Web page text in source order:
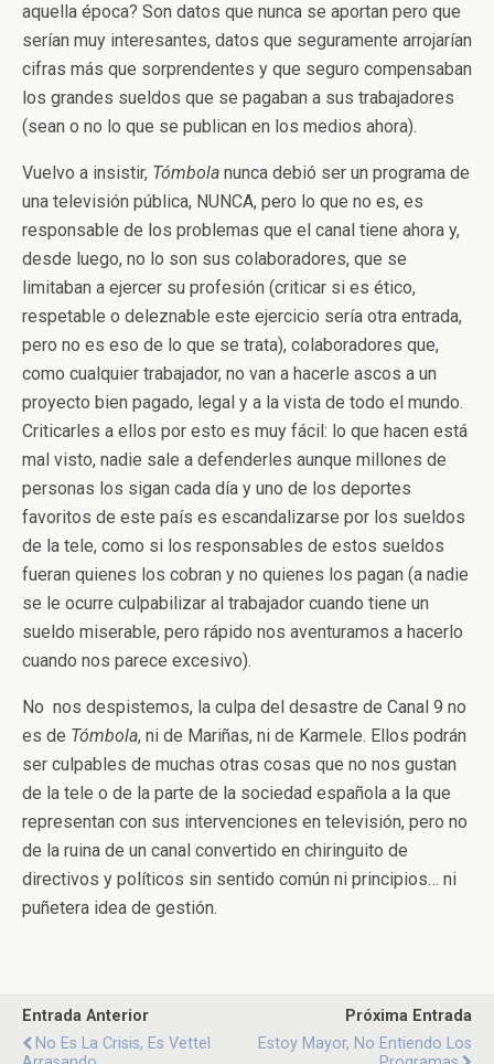
aquella época? Son datos que nunca se aportan pero que
serían muy interesantes, datos que seguramente arrojarían
cifras más que sorprendentes y que seguro compensaban
los grandes sueldos que se pagaban a sus trabajadores
(sean o no lo que se publican en los medios ahora).
Vuelvo a insistir, Tómbola nunca debió ser un programa de
una televisión pública, NUNCA, pero lo que no es, es
responsable de los problemas que el canal tiene ahora y,
desde luego, no lo son sus colaboradores, que se
limitaban a ejercer su profesión (criticar si es ético,
respetable o deleznable este ejercicio sería otra entrada,
pero no es eso de lo que se trata), colaboradores que,
como cualquier trabajador, no van a hacerle ascos a un
proyecto bien pagado, legal y a la vista de todo el mundo.
Criticarles a ellos por esto es muy fácil: lo que hacen está
mal visto, nadie sale a defenderles aunque millones de
personas los sigan cada día y uno de los deportes
favoritos de este país es escandalizarse por los sueldos
de la tele, como si los responsables de estos sueldos
fueran quienes los cobran y no quienes los pagan (a nadie
se le ocurre culpabilizar al trabajador cuando tiene un
sueldo miserable, pero rápido nos aventuramos a hacerlo
cuando nos parece excesivo).
No nos despistemos, la culpa del desastre de Canal 9 no
es de Tómbola, ni de Mariñas, ni de Karmele. Ellos podrán
ser culpables de muchas otras cosas que no nos gustan
de la tele o de la parte de la sociedad española a la que
representan con sus intervenciones en televisión, pero no
de la ruina de un canal convertido en chiringuito de
directivos y políticos sin sentido común ni principios… ni
puñetera idea de gestión.
Entrada Anterior
No Es La Crisis, Es Vettel
Próxima Entrada
Estoy Mayor, No Entiendo Los